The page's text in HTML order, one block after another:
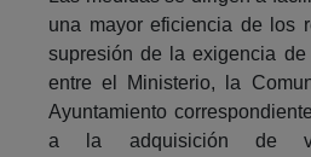
una mayor eficiencia de los
supresión de la exigencia
entre el Ministerio, la
Ayuntamiento
a la adquisición de